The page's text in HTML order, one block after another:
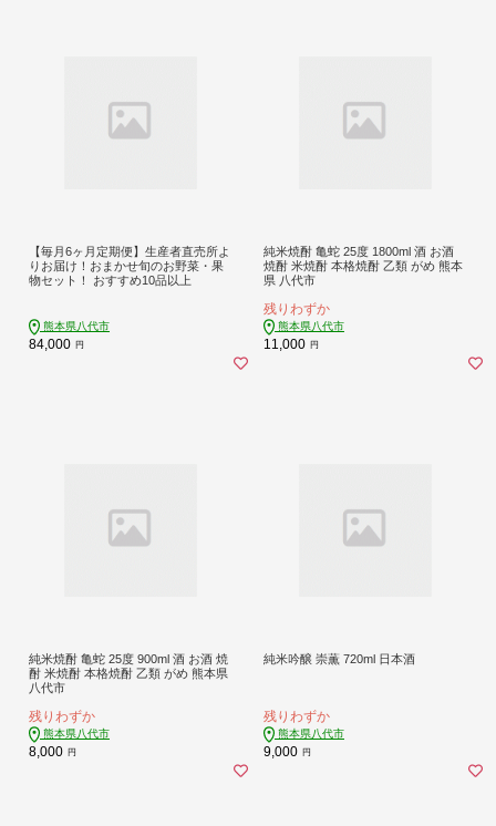
【毎月6ヶ月定期便】生産者直売所よ
りお届け！おまかせ旬のお野菜・果
物セット！ おすすめ10品以上
熊本県八代市
84,000 円
純米焼酎 亀蛇 25度 1800ml 酒 お酒
焼酎 米焼酎 本格焼酎 乙類 がめ 熊本
県 八代市
残りわずか
熊本県八代市
11,000 円
純米焼酎 亀蛇 25度 900ml 酒 お酒 焼
酎 米焼酎 本格焼酎 乙類 がめ 熊本県
八代市
残りわずか
熊本県八代市
8,000 円
純米吟醸 崇薫 720ml 日本酒
残りわずか
熊本県八代市
9,000 円